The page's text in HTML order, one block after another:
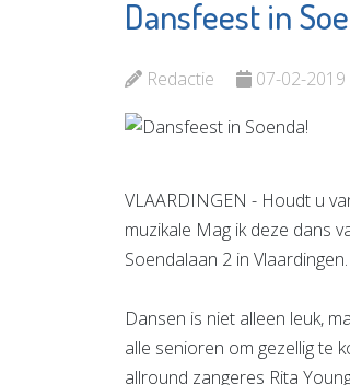
Dansfeest in
Redactie 07-02-2019
VLAARDINGEN - Houdt u
muzikale Mag ik deze dans
Soendalaan 2 in
Dansen is niet alleen leuk,
alle senioren om gezellig te
allround zangeres Rita
Ariëlle van Son -
Massage,
Energetische
therapie &
Bekijk de pagina